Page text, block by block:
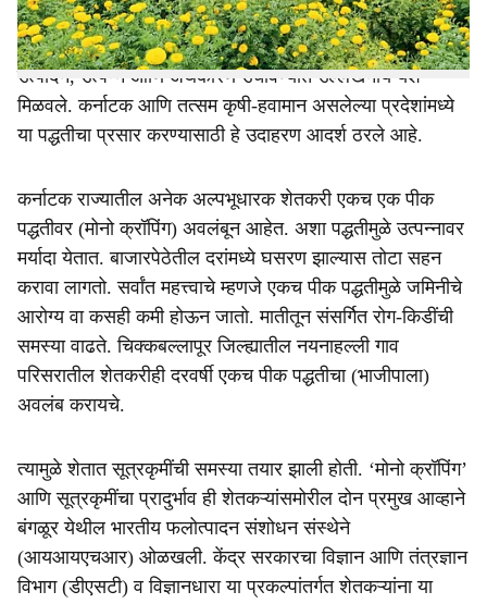
अल्पभूधारक मात्र प्रगतिशील शेतकरी महिलेने त्याच आधारे
‘आयआयएचआर’ संस्थेच्या झेंडूचा प्रयोग यशस्वी केला. त्यातून
उत्पादन, उत्पन्न आणि अर्थकारण उंचावण्यात उल्लेखनीय यश
मिळवले. कर्नाटक आणि तत्सम कृषी-हवामान असलेल्या प्रदेशांमध्ये
या पद्धतीचा प्रसार करण्यासाठी हे उदाहरण आदर्श ठरले आहे.
कर्नाटक राज्यातील अनेक अल्पभूधारक शेतकरी एकच एक पीक
पद्धतीवर (मोनो क्रॉपिंग) अवलंबून आहेत. अशा पद्धतीमुळे उत्पन्नावर
मर्यादा येतात. बाजारपेठेतील दरांमध्ये घसरण झाल्यास तोटा सहन
करावा लागतो. सर्वांत महत्त्वाचे म्हणजे एकच पीक पद्धतीमुळे जमिनीचे
आरोग्य वा कसही कमी होऊन जातो. मातीतून संसर्गित रोग-किडींची
समस्या वाढते. चिक्कबल्लापूर जिल्ह्यातील नयनाहल्ली गाव
परिसरातील शेतकरीही दरवर्षी एकच पीक पद्धतीचा (भाजीपाला)
अवलंब करायचे.
त्यामुळे शेतात सूत्रकृमींची समस्या तयार झाली होती. ‘मोनो क्रॉपिंग’
आणि सूत्रकृमींचा प्रादुर्भाव ही शेतकऱ्यांसमोरील दोन प्रमुख आव्हाने
बंगळूर येथील भारतीय फलोत्पादन संशोधन संस्थेने
(आयआयएचआर) ओळखली. केंद्र सरकारचा विज्ञान आणि तंत्रज्ञान
विभाग (डीएसटी) व विज्ञानधारा या प्रकल्पांतर्गत शेतकऱ्यांना या